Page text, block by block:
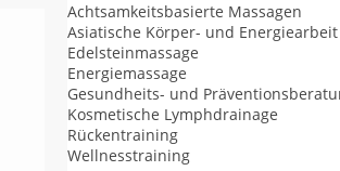
Achtsamkeitsbasierte Massagen
Asiatische Körper- und Energiearbeit
Edelsteinmassage
Energiemassage
Gesundheits- und
Kosmetische Lymphdrainage
Rückentraining
Wellnesstraining